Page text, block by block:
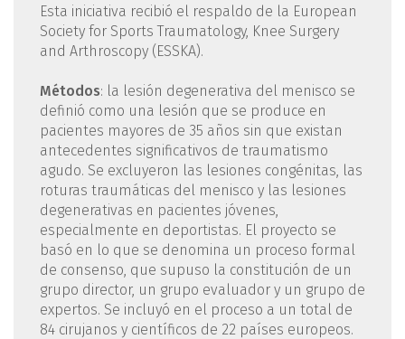
Esta iniciativa recibió el respaldo de la European
Society for Sports Traumatology, Knee Surgery
and Arthroscopy (ESSKA).
Métodos: la lesión degenerativa del menisco se
definió como una lesión que se produce en
pacientes mayores de 35 años sin que existan
antecedentes significativos de traumatismo
agudo. Se excluyeron las lesiones congénitas, las
roturas traumáticas del menisco y las lesiones
degenerativas en pacientes jóvenes,
especialmente en deportistas. El proyecto se
basó en lo que se denomina un proceso formal
de consenso, que supuso la constitución de un
grupo director, un grupo evaluador y un grupo de
expertos. Se incluyó en el proceso a un total de
84 cirujanos y científicos de 22 países europeos.